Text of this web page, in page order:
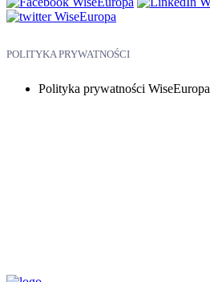
POLITYKA PRYWATNOŚCI
Polityka prywatności WiseEuropa